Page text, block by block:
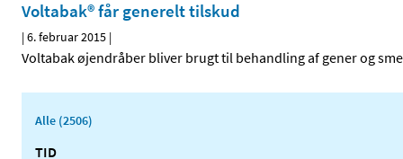
Voltabak® får generelt tilskud
|6. februar 2015 |
Voltabak øjendråber bliver brugt til behandling af gener og
Alle (2506)
TID